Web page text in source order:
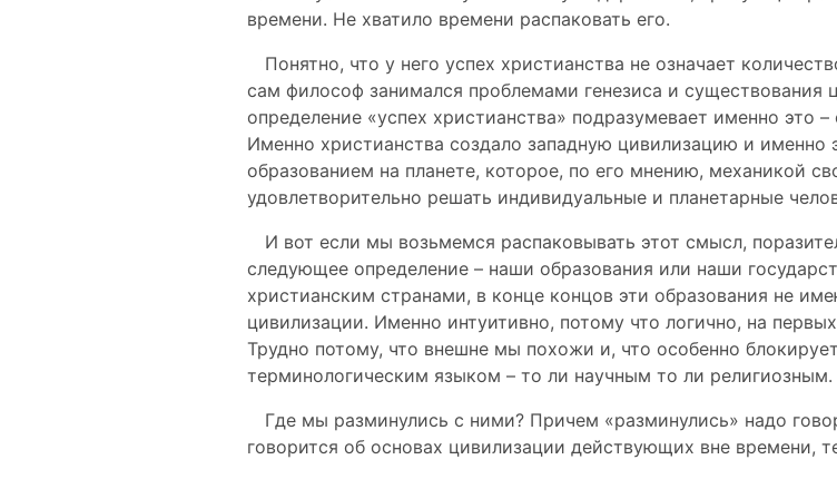
времени. Не хватило времени распаковать его.
Понятно, что у него успех христианства не означает
сам философ занимался проблемами генезиса и существования
определение «успех христианства» подразумевает именно это
Именно христианства создало западную цивилизацию и именно
образованием на планете, которое, по его мнению, механикой
удовлетворительно решать индивидуальные и планетарные
И вот если мы возьмемся распаковывать этот смысл,
следующее определение – наши образования или наши
христианским странами, в конце концов эти образования не
цивилизации. Именно интуитивно, потому что логично, на
Трудно потому, что внешне мы похожи и, что особенно
терминологическим языком – то ли научным то ли религиозным.
Где мы разминулись с ними? Причем «разминулись» надо
говорится об основах цивилизации действующих вне времени,